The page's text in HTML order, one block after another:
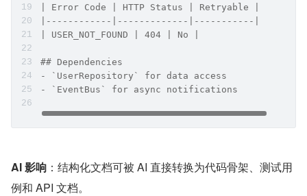
| Error Code | HTTP Status | Retryable |
|------------|-------------|-----------|
| USER_NOT_FOUND | 404 | No |
## Dependencies
- `UserRepository` for data access
- `EventBus` for async notifications
AI 影响 ：结构化文档可被 AI 直接转换为代码骨架、测试用
例和 API 文档。